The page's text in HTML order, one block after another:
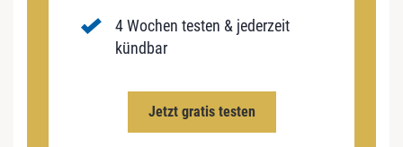
4 Wochen testen & jederzeit
kündbar
Jetzt gratis testen